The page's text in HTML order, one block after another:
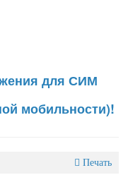
для СИМ
мобильности)!
Печать